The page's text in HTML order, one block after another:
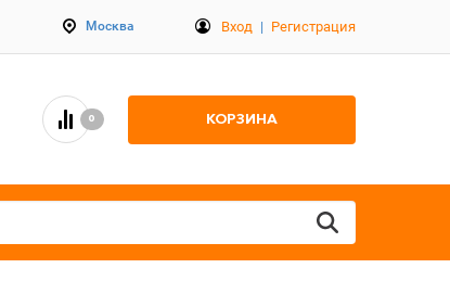
Москва Вход | Регистрация
0 КОРЗИНА